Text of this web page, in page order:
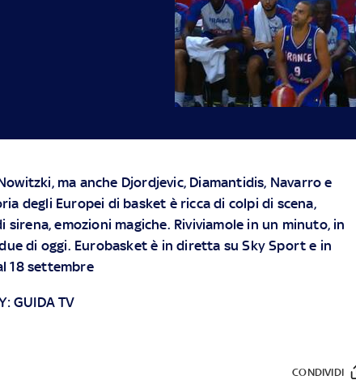
ma anche Djordjevic, Diamantidis, Navarro e
degli Europei di basket è ricca di colpi di scena,
sirena, emozioni magiche. Riviviamole in un minuto, in
di oggi. Eurobasket è in diretta su Sky Sport e in
18 settembre
GUIDA TV
CONDIVIDI